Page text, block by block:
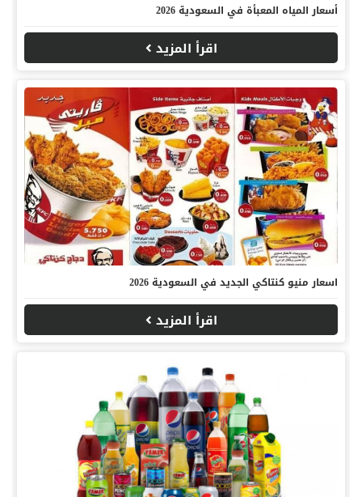
أسعار المياه المعبأة في السعودية 2026
اقرأ المزيد
اسعار منيو كنتاكي الجديد في السعودية 2026
اقرأ المزيد